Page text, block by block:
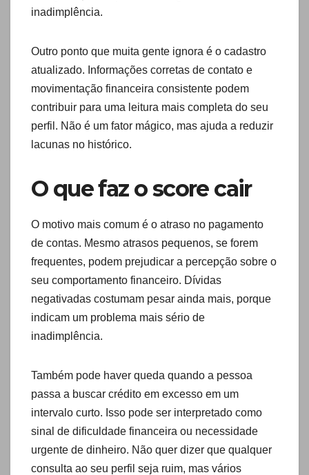
inadimplência.
Outro ponto que muita gente ignora é o cadastro
atualizado. Informações corretas de contato e
movimentação financeira consistente podem
contribuir para uma leitura mais completa do seu
perfil. Não é um fator mágico, mas ajuda a reduzir
lacunas no histórico.
O que faz o score cair
O motivo mais comum é o atraso no pagamento
de contas. Mesmo atrasos pequenos, se forem
frequentes, podem prejudicar a percepção sobre o
seu comportamento financeiro. Dívidas
negativadas costumam pesar ainda mais, porque
indicam um problema mais sério de
inadimplência.
Também pode haver queda quando a pessoa
passa a buscar crédito em excesso em um
intervalo curto. Isso pode ser interpretado como
sinal de dificuldade financeira ou necessidade
urgente de dinheiro. Não quer dizer que qualquer
consulta ao seu perfil seja ruim, mas vários